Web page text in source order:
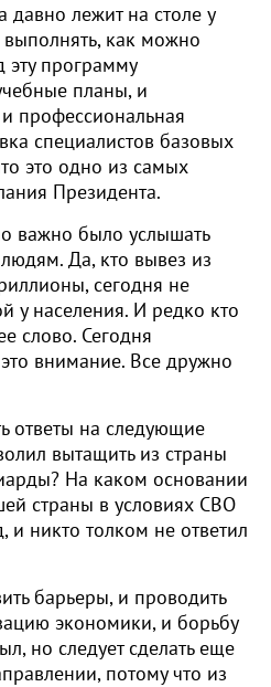
давно лежит на столе у
как можно
эту программу
планы, и
профессиональная
специалистов базовых
это одно из самых
Президента.
важно было услышать
Да, кто вывез из
сегодня не
у населения. И редко кто
слово. Сегодня
внимание. Все дружно
ответы на следующие
вытащить из страны
На каком основании
страны в условиях СВО
никто толком не ответил
барьеры, и проводить
экономики, и борьбу
но следует сделать еще
потому что из